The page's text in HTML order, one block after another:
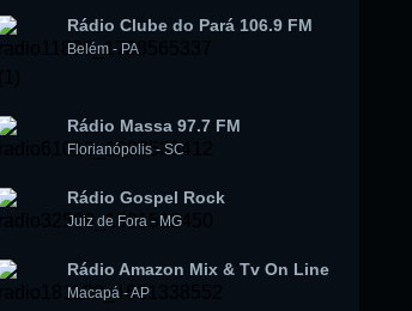
Rádio Clube do Pará 106.9 FM
Belém - PA
Rádio Massa 97.7 FM
Florianópolis - SC
Rádio Gospel Rock
Juiz de Fora - MG
Rádio Amazon Mix & Tv On Line
Macapá -AP